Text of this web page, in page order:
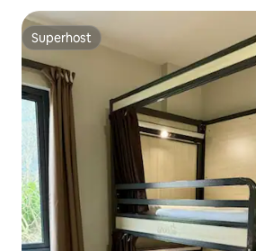
Superhost
Superhost